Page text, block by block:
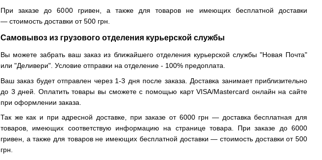
При заказе до 6000 гривен, а также для товаров не имеющих бесплатной доставки
— стоимость доставки от 500 грн.
Самовывоз из грузового отделения курьерской службы
Вы можете забрать ваш заказ из ближайшего отделения курьерской службы "Новая Почта"
или "Деливери". Условие отправки на отделение - 100% предоплата.
Ваш заказ будет отправлен через 1-3 дня после заказа. Доставка занимает приблизительно
до 3 дней. Оплатить товары вы сможете с помощью карт VISA/Mastercard онлайн на сайте
при оформлении заказа.
Так же как и при адресной доставке, при заказе от 6000 грн — доставка бесплатная для
товаров, имеющих соответствую информацию на странице товара. При заказе до 6000
гривен, а также для товаров не имеющих бесплатной доставки — стоимость доставки от 500
грн.